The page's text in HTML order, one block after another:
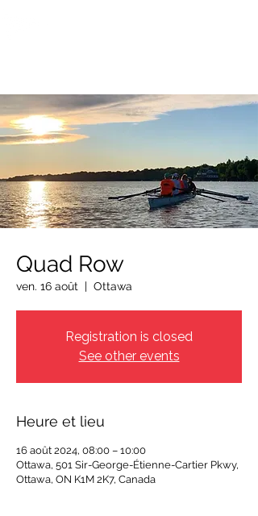
Quad Row
ven. 16 août
  |
Ottawa
Registration is closed
See other events
Heure et lieu
16 août 2024, 08:00 – 10:00
Ottawa, 501 Sir-George-Étienne-Cartier Pkwy,
Ottawa, ON K1M 2K7, Canada